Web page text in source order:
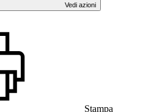
Vedi azioni
Stampa